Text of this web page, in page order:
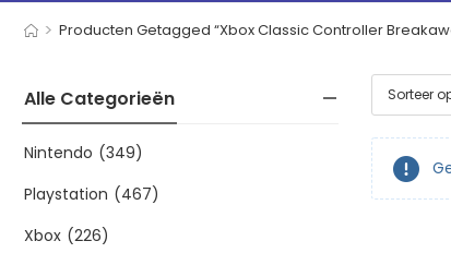
> Producten Getagged “Xbox Classic Controller
Alle Categorieën
Nintendo (349)
Playstation (467)
Xbox (226)